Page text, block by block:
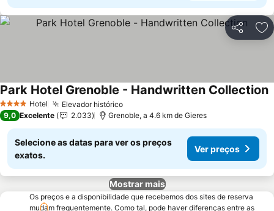
Partilhar
4 EstrelasHotel Elevador histórico
Park Hotel Grenoble - Handwritten Collection
9,0 Excelente 2.033 Grenoble, a 4.6 km de Gieres
Selecione as datas para ver os preços
exatos.
Ver preços
Mostrar mais
Os preços e a disponibilidade que recebemos dos sites de reserva
mudam frequentemente. Como tal, pode haver diferenças entre as